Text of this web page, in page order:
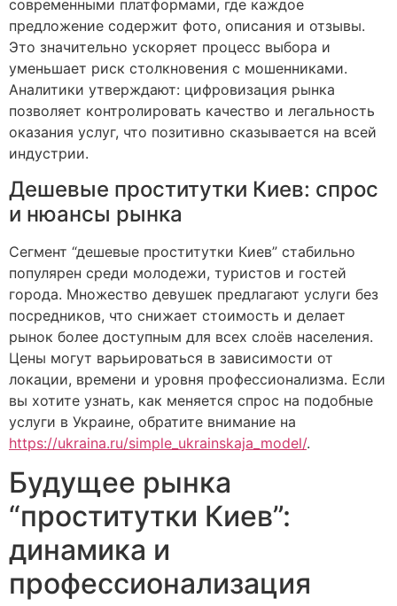
современными платформами, где каждое
предложение содержит фото, описания и отзывы.
Это значительно ускоряет процесс выбора и
уменьшает риск столкновения с мошенниками.
Аналитики утверждают: цифровизация рынка
позволяет контролировать качество и легальность
оказания услуг, что позитивно сказывается на всей
индустрии.
Дешевые проститутки Киев: спрос
и нюансы рынка
Сегмент “дешевые проститутки Киев” стабильно
популярен среди молодежи, туристов и гостей
города. Множество девушек предлагают услуги без
посредников, что снижает стоимость и делает
рынок более доступным для всех слоёв населения.
Цены могут варьироваться в зависимости от
локации, времени и уровня профессионализма. Если
вы хотите узнать, как меняется спрос на подобные
услуги в Украине, обратите внимание на
https://ukraina.ru/simple_ukrainskaja_model/.
Будущее рынка
“проститутки Киев”:
динамика и
профессионализация